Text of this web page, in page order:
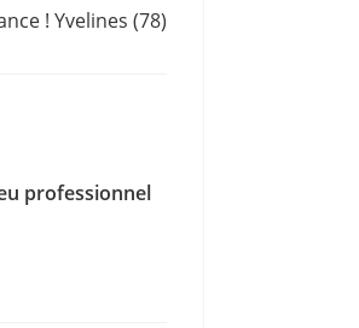
! Yvelines (78)
professionnel